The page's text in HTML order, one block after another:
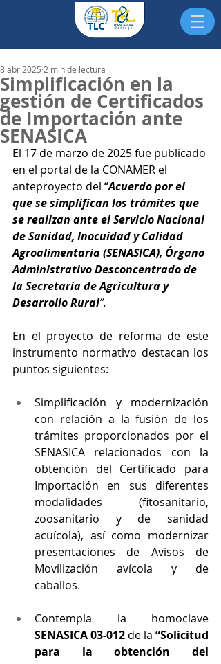
Simplificación en la
gestión de Certificados
de Importación ante
SENASICA
8 abr 2025 2 min de lectura
El 17 de marzo de 2025 fue publicado
en el portal de la CONAMER el
anteproyecto del “Acuerdo por el
que se simplifican los trámites que
se realizan ante el Servicio Nacional
deSanidad, Inocuidad y Calidad
Agroalimentaria (SENASICA), Órgano
Administrativo Desconcentrado de
la Secretaría de Agricultura y
Desarrollo Rural”.
En el proyecto de reforma de este
instrumento normativo destacan los
puntos siguientes:
Simplificación y modernización
con relación a la fusión de los
trámites proporcionados por el
SENASICA relacionados con la
obtención del Certificado para
Importación en sus diferentes
modalidades (fitosanitario,
zoosanitario y de sanidad
acuícola), así como modernizar
presentaciones de Avisos de
Movilización avícola y de
caballos.
SENASICA 03-012 de la “Solicitud
para la obtención del